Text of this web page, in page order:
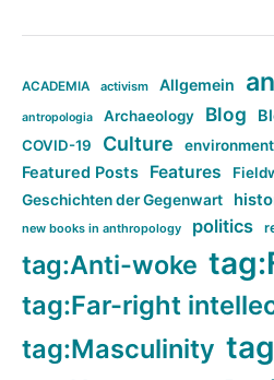
ACADEMIA activism Allgemein
antropologia Archaeology Blog
COVID-19 Culture environment
Featured Posts Features
Geschichten der Gegenwart
new books in anthropology politics
tag:Anti-woke
tag:Far-right
tag:Masculinity